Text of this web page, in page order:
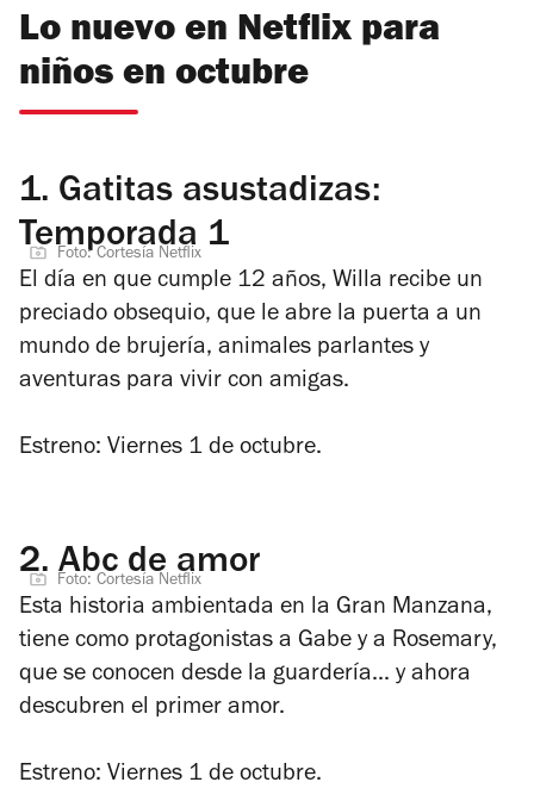
Lo nuevo en Netflix para
niños en octubre
1. Gatitas asustadizas:
Temporada 1
Foto: Cortesía Netflix
El día en que cumple 12 años, Willa recibe un
preciado obsequio, que le abre la puerta a un
mundo de brujería, animales parlantes y
aventuras para vivir con amigas.
Estreno: Viernes 1 de octubre.
2. Abc de amor
Foto: Cortesía Netflix
Esta historia ambientada en la Gran Manzana,
tiene como protagonistas a Gabe y a Rosemary,
que se conocen desde la guardería... y ahora
descubren el primer amor.
Estreno: Viernes 1 de octubre.